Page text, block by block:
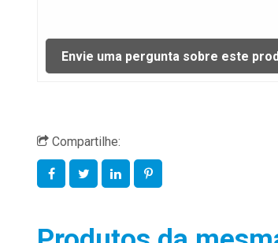
Compartilhe: